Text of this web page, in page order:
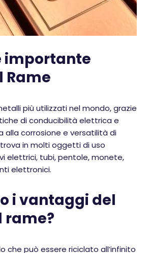
importante
Rame
più utilizzati nel mondo, grazie
di conducibilità elettrica e
alla corrosione e versatilità di
in molti oggetti di uso
elettrici, tubi, pentole, monete,
elettronici.
i vantaggi del
rame?
che può essere riciclato all’infinito